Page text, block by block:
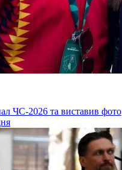
ЧС-2026 та виставив фото